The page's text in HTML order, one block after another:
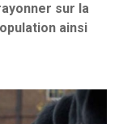
sur la
ainsi